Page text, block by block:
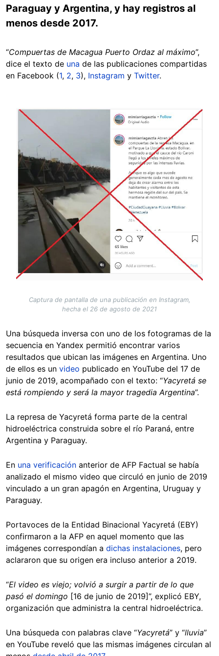
Paraguay y Argentina, y hay registros al
menos desde 2017.
“Compuertas de Macagua Puerto Ordaz al máximo”,
dice el texto de una de las publicaciones compartidas
en Facebook (1, 2, 3), Instagram y Twitter.
Image
Captura de pantalla de una publicación en Instagram,
hecha el 26 de agosto de 2021
Una búsqueda inversa con uno de los fotogramas de la
secuencia en Yandex permitió encontrar varios
resultados que ubican las imágenes en Argentina. Uno
de ellos es un video publicado en YouTube del 17 de
junio de 2019, acompañado con el texto: “Yacyretá se
está rompiendo y será la mayor tragedia Argentina”.
La represa de Yacyretá forma parte de la central
hidroeléctrica construida sobre el río Paraná, entre
Argentina y Paraguay.
En una verificación anterior de AFP Factual se había
analizado el mismo video que circuló en junio de 2019
vinculado a un gran apagón en Argentina, Uruguay y
Paraguay.
Portavoces de la Entidad Binacional Yacyretá (EBY)
confirmaron a la AFP en aquel momento que las
imágenes correspondían a dichas instalaciones, pero
aclararon que su origen era incluso anterior a 2019.
“El video es viejo; volvió a surgir a partir de lo que
pasó el domingo [16 de junio de 2019]”, explicó EBY,
organización que administra la central hidroeléctrica.
Una búsqueda con palabras clave “Yacyretá” y “lluvia”
en YouTube reveló que las mismas imágenes circulan al